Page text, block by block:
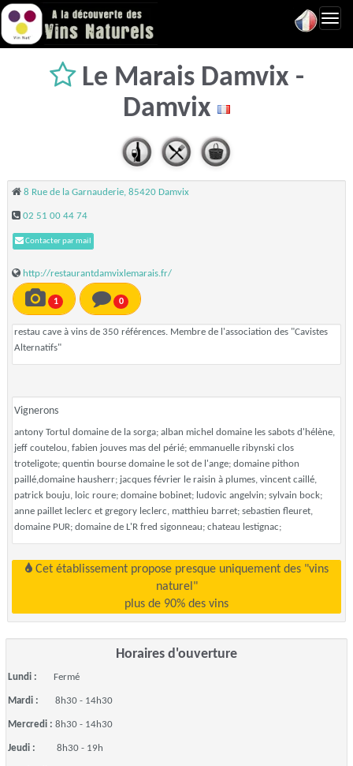
Le Marais Damvix -
Damvix
8 Rue de la Garnauderie, 85420 Damvix
02 51 00 44 74
Contacter par mail
http://restaurantdamvixlemarais.fr/
1 0
restau cave à vins de 350 références. Membre de l'association des "Cavistes
Alternatifs"
Vignerons
antony Tortul domaine de la sorga; alban michel domaine les sabots d'hélène,
jeff coutelou, fabien jouves mas del périé; emmanuelle ribynski clos
troteligote; quentin bourse domaine le sot de l'ange; domaine pithon
paillé,domaine hausherr; jacques février le raisin à plumes, vincent caillé,
patrick bouju, loic roure; domaine bobinet; ludovic angelvin; sylvain bock;
anne paillet leclerc et gregory leclerc, matthieu barret; sebastien fleuret,
domaine PUR; domaine de L'R fred sigonneau; chateau lestignac;
Cet établissement propose presque uniquement des "vins
naturel"
plus de 90% des vins
Horaires d'ouverture
Lundi : Fermé
Mardi : 8h30 - 14h30
Mercredi : 8h30 - 14h30
Jeudi : 8h30 - 19h